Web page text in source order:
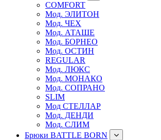
COMFORT
Мод. ЭЛИТОН
Мод. ЧЕХ
Мод. АТАШЕ
Мод. БОРНЕО
Мод. ОСТИН
REGULAR
Мод. ЛЮКС
Мод. МОНАКО
Мод. СОПРАНО
SLIM
Мод СТЕЛЛАР
Мод. ДЕНДИ
Мод. СЛИМ
Брюки BATTLE BORN